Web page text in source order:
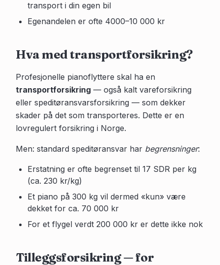
transport i din egen bil
Egenandelen er ofte 4000–10 000 kr
Hva med transportforsikring?
Profesjonelle pianoflyttere skal ha en
transportforsikring — også kalt vareforsikring
eller speditøransvarsforsikring — som dekker
skader på det som transporteres. Dette er en
lovregulert forsikring i Norge.
Men: standard speditøransvar har begrensninger:
Erstatning er ofte begrenset til 17 SDR per kg
(ca. 230 kr/kg)
Et piano på 300 kg vil dermed «kun» være
dekket for ca. 70 000 kr
For et flygel verdt 200 000 kr er dette ikke nok
Tilleggsforsikring — for